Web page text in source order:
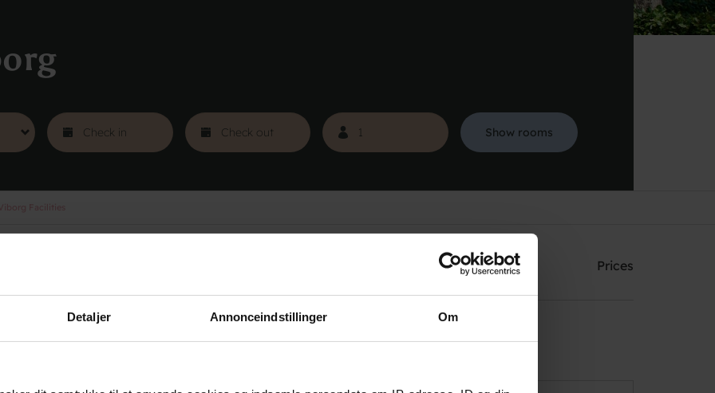
Detaljer Annonceindstillinger Om
Show rooms
Facilities Prices